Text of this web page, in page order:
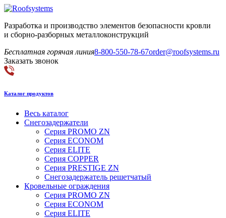
Разработка и производство элементов безопасности кровли
и сборно-разборных металлоконструкций
Бесплатная горячая линия8-800-550-78-67order@roofsystems.ru
Заказать звонок
Каталог продуктов
Весь каталог
Снегозадержатели
Серия PROMO ZN
Серия ECONOM
Серия ELITE
Серия COPPER
Серия PRESTIGE ZN
Снегозадержатель решетчатый
Кровельные ограждения
Серия PROMO ZN
Серия ECONOM
Серия ELITE